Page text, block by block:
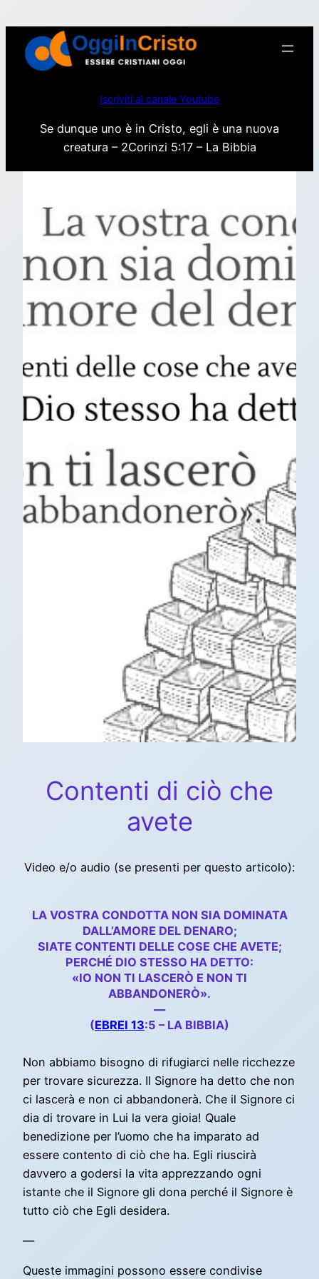
contenuto
Iscriviti al canale Youtube
Se dunque uno è in Cristo, egli è una nuova
creatura – 2Corinzi 5:17 – La Bibbia
Contenti di ciò che
avete
Video e/o audio (se presenti per questo articolo):
LA VOSTRA CONDOTTA NON SIA DOMINATA
DALL’AMORE DEL DENARO;
SIATE CONTENTI DELLE COSE CHE AVETE;
PERCHÉ DIO STESSO HA DETTO:
«IO NON TI LASCERÒ E NON TI
ABBANDONERÒ».
—
(EBREI 13:5 – LA BIBBIA)
Non abbiamo bisogno di rifugiarci nelle ricchezze
per trovare sicurezza. Il Signore ha detto che non
ci lascerà e non ci abbandonerà. Che il Signore ci
dia di trovare in Lui la vera gioia! Quale
benedizione per l’uomo che ha imparato ad
essere contento di ciò che ha. Egli riuscirà
davvero a godersi la vita apprezzando ogni
istante che il Signore gli dona perché il Signore è
tutto ciò che Egli desidera.
—
Queste immagini possono essere condivise